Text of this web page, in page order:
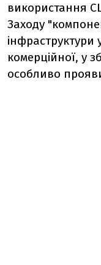
використання
Заходу
інфраструктури
комерційної, у
особливо